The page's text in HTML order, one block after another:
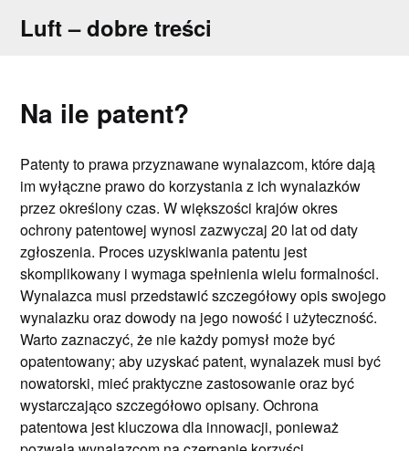
Luft – dobre treści
Na ile patent?
Patenty to prawa przyznawane wynalazcom, które dają
im wyłączne prawo do korzystania z ich wynalazków
przez określony czas. W większości krajów okres
ochrony patentowej wynosi zazwyczaj 20 lat od daty
zgłoszenia. Proces uzyskiwania patentu jest
skomplikowany i wymaga spełnienia wielu formalności.
Wynalazca musi przedstawić szczegółowy opis swojego
wynalazku oraz dowody na jego nowość i użyteczność.
Warto zaznaczyć, że nie każdy pomysł może być
opatentowany; aby uzyskać patent, wynalazek musi być
nowatorski, mieć praktyczne zastosowanie oraz być
wystarczająco szczegółowo opisany. Ochrona
patentowa jest kluczowa dla innowacji, ponieważ